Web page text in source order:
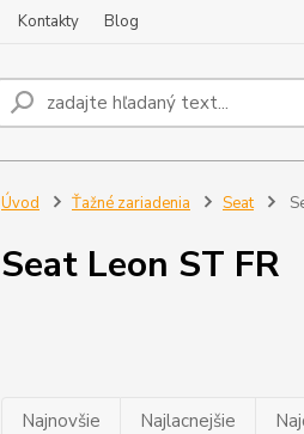
Kontakty Blog
Úvod Ťažné zariadenia Seat
Seat Leon ST FR
Najnovšie Najlacnejšie